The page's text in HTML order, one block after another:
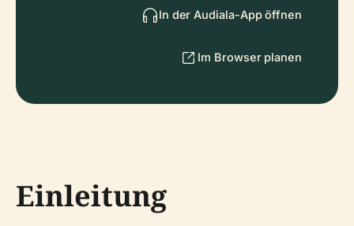
In der Audiala-App öffnen
Im Browser planen
Einleitung